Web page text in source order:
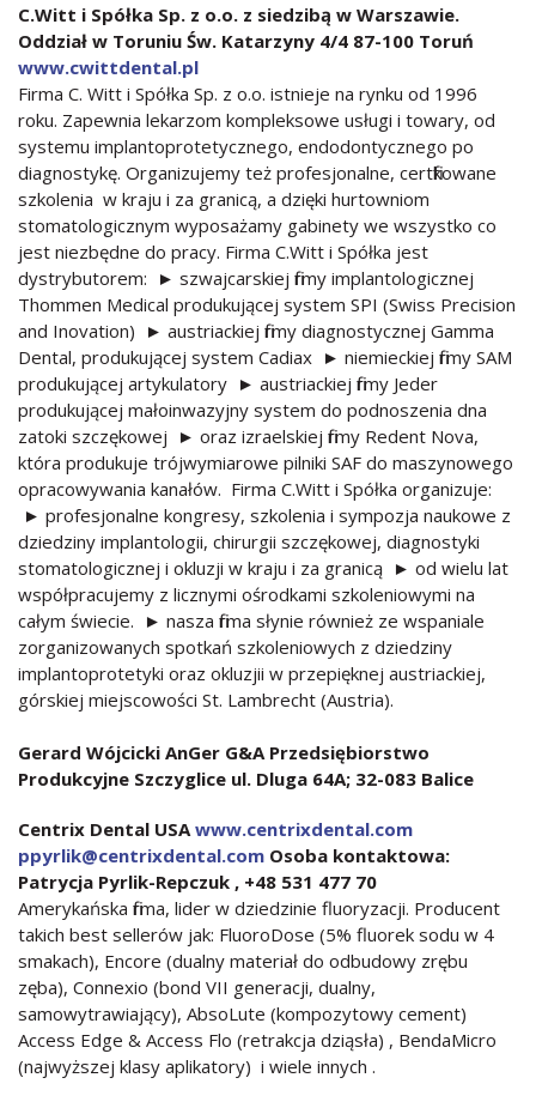
C.Witt i Spółka Sp. z o.o. z siedzibą w Warszawie.
Oddział w Toruniu Św. Katarzyny 4/4 87-100 Toruń
www.cwittdental.pl
Firma C. Witt i Spółka Sp. z o.o. istnieje na rynku od 1996
roku. Zapewnia lekarzom kompleksowe usługi i towary, od
systemu implantoprotetycznego, endodontycznego po
diagnostykę. Organizujemy też profesjonalne, certfikowane
szkolenia w kraju i za granicą, a dzięki hurtowniom
stomatologicznym wyposażamy gabinety we wszystko co
jest niezbędne do pracy. Firma C.Witt i Spółka jest
dystrybutorem: ► szwajcarskiej firmy implantologicznej
Thommen Medical produkującej system SPI (Swiss Precision
and Inovation) ► austriackiej firmy diagnostycznej Gamma
Dental, produkującej system Cadiax ► niemieckiej firmy SAM
produkującej artykulatory ► austriackiej firmy Jeder
produkującej małoinwazyjny system do podnoszenia dna
zatoki szczękowej ► oraz izraelskiej firmy Redent Nova,
która produkuje trójwymiarowe pilniki SAF do maszynowego
opracowywania kanałów. Firma C.Witt i Spółka organizuje:
► profesjonalne kongresy, szkolenia i sympozja naukowe z
dziedziny implantologii, chirurgii szczękowej, diagnostyki
stomatologicznej i okluzji w kraju i za granicą ► od wielu lat
współpracujemy z licznymi ośrodkami szkoleniowymi na
całym świecie. ► nasza firma słynie również ze wspaniale
zorganizowanych spotkań szkoleniowych z dziedziny
implantoprotetyki oraz okluzjii w przepięknej austriackiej,
górskiej miejscowości St. Lambrecht (Austria).
Gerard Wójcicki AnGer G&A Przedsiębiorstwo
Produkcyjne Szczyglice ul. Dluga 64A; 32-083 Balice
Centrix Dental USA www.centrixdental.com
ppyrlik@centrixdental.com Osoba kontaktowa:
Patrycja Pyrlik-Repczuk , +48 531 477 70
Amerykańska firma, lider w dziedzinie fluoryzacji. Producent
takich best sellerów jak: FluoroDose (5% fluorek sodu w 4
smakach), Encore (dualny materiał do odbudowy zrębu
zęba), Connexio (bond VII generacji, dualny,
samowytrawiający), AbsoLute (kompozytowy cement)
Access Edge & Access Flo (retrakcja dziąsła) , BendaMicro
(najwyższej klasy aplikatory) i wiele innych .